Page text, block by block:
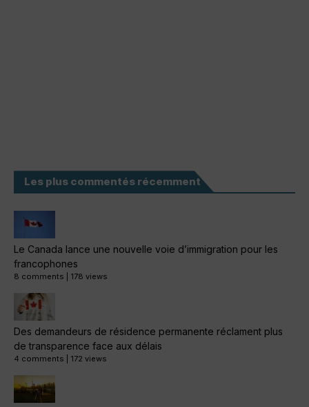
Les plus commentés récemment
Le Canada lance une nouvelle voie d’immigration pour les
francophones
8 comments 178 views
Des demandeurs de résidence permanente réclament plus
de transparence face aux délais
4 comments 172 views